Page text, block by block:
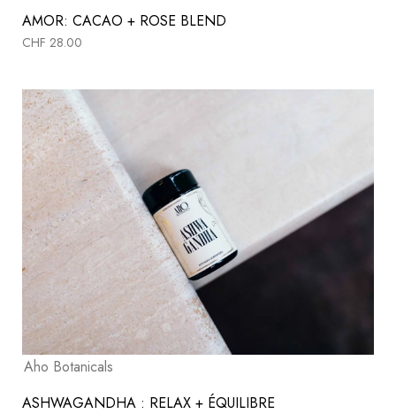
AMOR: CACAO + ROSE BLEND
CHF 28.00
Aho Botanicals
ASHWAGANDHA : RELAX + ÉQUILIBRE